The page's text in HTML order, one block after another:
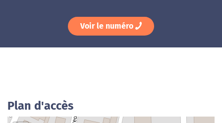
Voir le numéro
Plan d'accès